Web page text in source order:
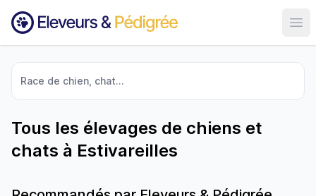
Race de chien, chat...
Tous les élevages de chiens et
chats à Estivareilles